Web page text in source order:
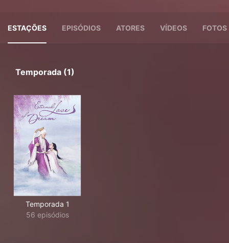
ESTAÇÕES EPISÓDIOS ATORES VÍDEOS FOTOS
Temporada (1)
Temporada 1
56 episódios